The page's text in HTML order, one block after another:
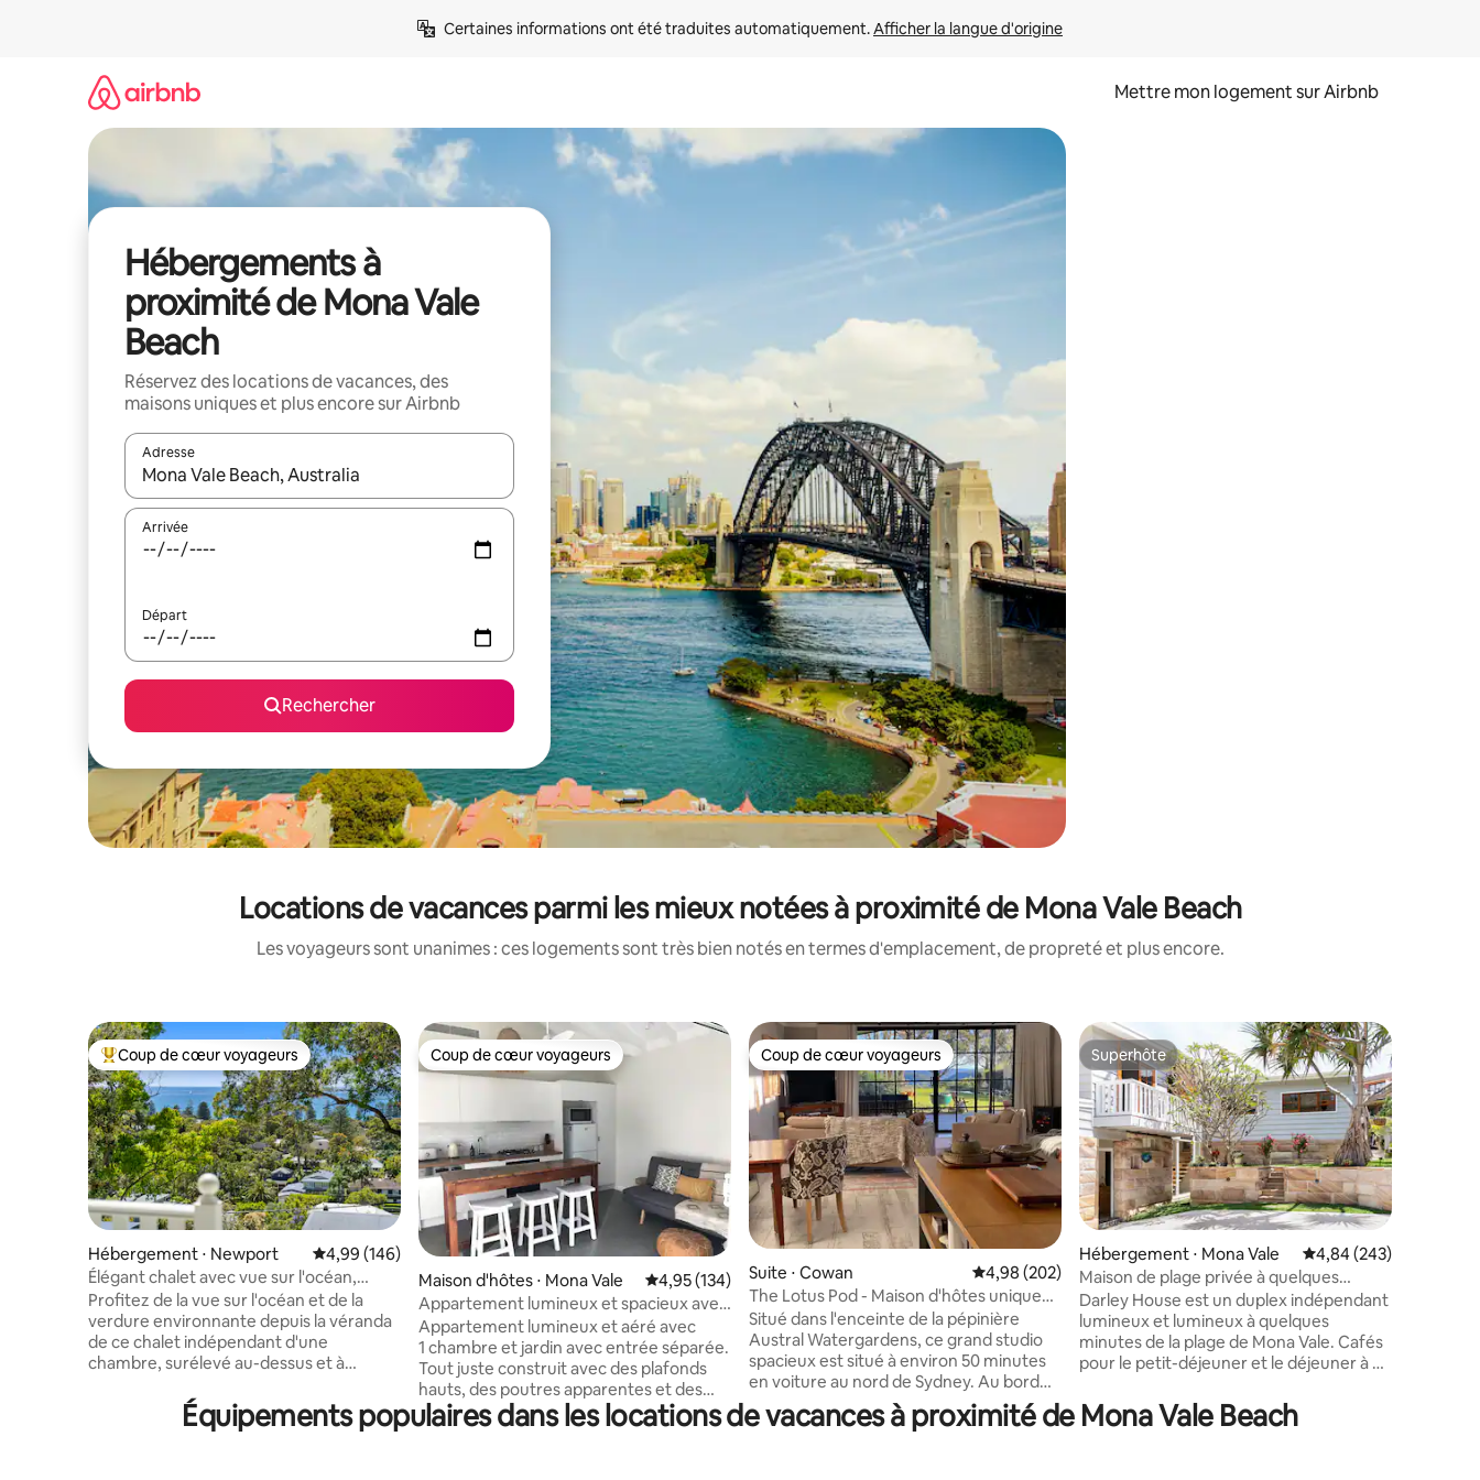
Certaines informations ont été traduites automatiquement. Afficher la langue d'origine
Mettre mon logement sur Airbnb
Hébergements à
proximité de Mona Vale
Beach
Réservez des locations de vacances, des
maisons uniques et plus encore sur Airbnb
Adresse
Lorsque les résultats s'affichent, utilisez les flèches vers le haut et vers le bas pour les parcourir ou en appuyant et en faisant glisser.
Arrivée
Départ
Rechercher
Locations de vacances parmi les mieux notées à proximité de Mona Vale Beach
Les voyageurs sont unanimes : ces logements sont très bien notés en termes d'emplacement, de propreté et plus encore.
Coups de cœur voyageurs les plus appréciés
Coup de cœur voyageurs
Hébergement ⋅ Newport Évaluation moyenne sur la base de 146 commentaires : 4,99 sur 5
4,99 (146)
Élégant chalet avec vue sur l'océan,
retraite pour couples
Profitez de la vue sur l'océan et de la
verdure environnante depuis la véranda
de ce chalet indépendant d'une
chambre, surélevé au-dessus et à
de Newport. Entièrement équipé avec
un lit Queen Size de luxe, une salle de
Coup de cœur voyageurs
Coup de cœur voyageurs
Maison d'hôtes ⋅ Mona Vale Évaluation moyenne sur la base de 134 commentaires : 4,95 sur 5
4,95 (134)
Appartement lumineux et spacieux avec
jardin
Appartement lumineux et aéré avec
1 chambre et jardin avec entrée séparée.
Tout juste construit avec des plafonds
hauts, des poutres apparentes et des
sols en béton poli. Il y a un espace loft
dans la chambre à découvrir. Un endroit
Coup de cœur voyageurs
Coup de cœur voyageurs
Suite ⋅ Cowan Évaluation moyenne sur la base de 202 commentaires : 4,98 sur 5
4,98 (202)
The Lotus Pod - Maison d'hôtes unique
avec vue
Situé dans l'enceinte de la pépinière
Austral Watergardens, ce grand studio
spacieux est situé à environ 50 minutes
en voiture au nord de Sydney. Au bord
de la rivière Hawkesbury et de Berowra
Waters, le Lotus Pod offre une escapade
Superhôte
Superhôte
Hébergement ⋅ Mona Vale Évaluation moyenne
4,84 (243)
Maison de plage privée à quelques
minutes de la plage de Mona Vale
Darley House est un duplex indépendant
lumineux et lumineux à quelques
minutes de la plage de Mona Vale. Cafés
pour le petit-déjeuner et le déjeuner à 2
Surf Club ou dînez sur la plage à Basin
Dining. Avec deux terrasses ensoleillées,
Équipements populaires dans les locations de vacances à proximité de Mona Vale Beach